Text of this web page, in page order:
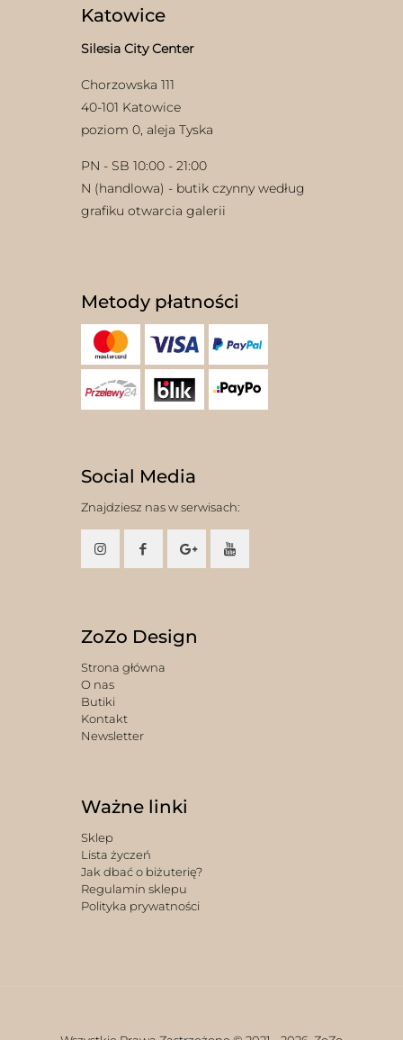
Katowice
Silesia City Center
Chorzowska 111
40-101 Katowice
poziom 0, aleja Tyska
PN - SB 10:00 - 21:00
N (handlowa) - butik czynny według
grafiku otwarcia galerii
Metody płatności
Social Media
Znajdziesz nas w serwisach:
ZoZo Design
Strona główna
O nas
Butiki
Kontakt
Newsletter
Ważne linki
Sklep
Lista życzeń
Jak dbać o biżuterię?
Regulamin sklepu
Polityka prywatności